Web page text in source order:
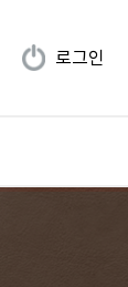
로그인